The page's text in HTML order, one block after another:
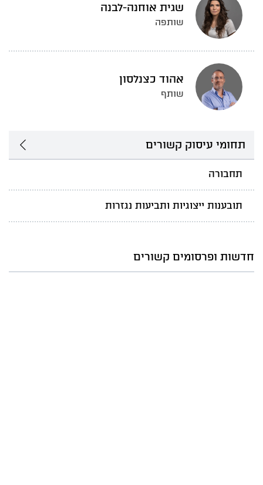
שגית אוחנה-לבנה
שותפה
אהוד כצנלסון
שותף
תחומי עיסוק קשורים
תחבורה
תובענות ייצוגיות ותביעות נגזרות
חדשות ופרסומים קשורים